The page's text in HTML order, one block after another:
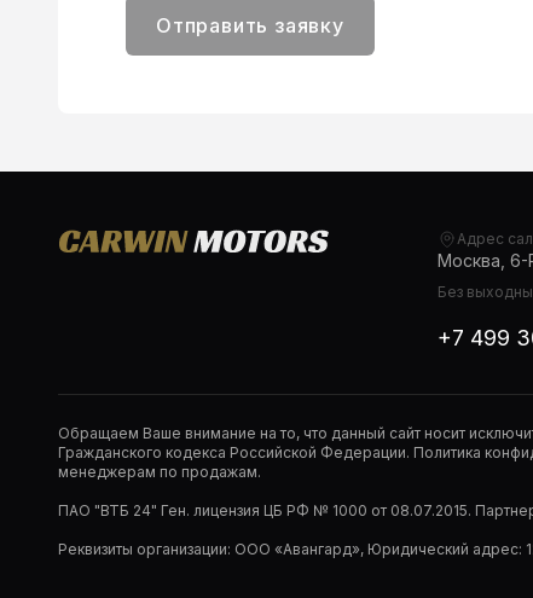
Отправить заявку
Адрес
Москва, 6-
Без
+7 499
Обращаем Ваше внимание на то, что данный сайт носит
Гражданского кодекса Российской Федерации. Политика
менеджерам по продажам.
ПАО "ВТБ 24" Ген. лицензия ЦБ РФ № 1000 от 08.07.2015.
Реквизиты организации: ООО «Авангард», Юридический